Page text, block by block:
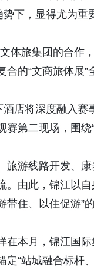
下，显得尤为重
体旅集团的合作
的“文商旅体展”
店将深度融入赛
第二现场，围绕
旅游线路开发、
由此，锦江以
带住、以住促游”
在本月，锦江国
“站城融合标杆